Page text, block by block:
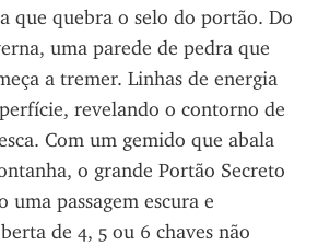
que quebra o selo do portão. Do
uma parede de pedra que
a tremer. Linhas de energia
revelando o contorno de
Com um gemido que abala
o grande Portão Secreto
uma passagem escura e
de 4, 5 ou 6 chaves não